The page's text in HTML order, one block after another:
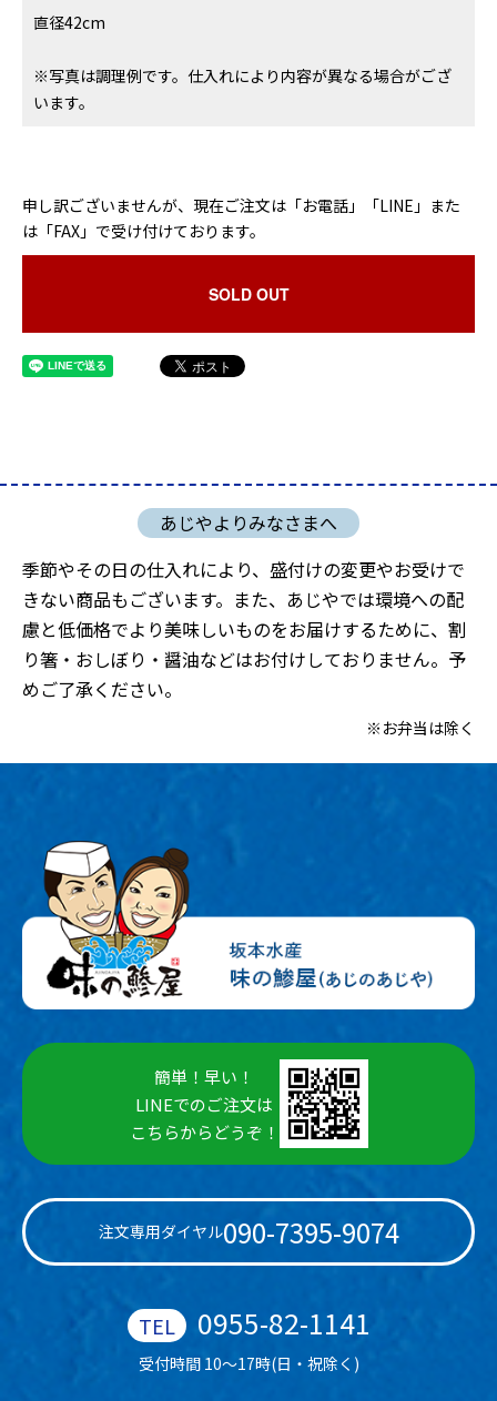
直径42cm
※写真は調理例です。仕入れにより内容が異なる場合がござ
います。
申し訳ございませんが、現在ご注文は「お電話」「LINE」また
は「FAX」で受け付けております。
SOLD OUT
季節やその日の仕入れにより、盛付けの変更やお受けで
きない商品もございます。また、あじやでは環境への配
慮と低価格でより美味しいものをお届けするために、割
り箸・おしぼり・醤油などはお付けしておりません。予
めご了承ください。
※お弁当は除く
簡単！早い！
LINEでのご注文は
こちらからどうぞ！
注文専用ダイヤル090-7395-9074
0955-82-1141
受付時間 10～17時(日・祝除く)